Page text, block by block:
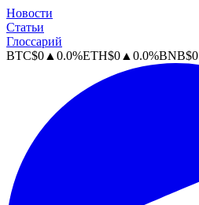
Новости
Статьи
Глоссарий
BTC$0 ▲ 0.0%ETH$0 ▲ 0.0%BNB$0